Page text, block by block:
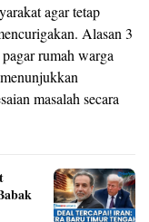
agar tetap
Alasan 3
rumah warga
masalah secara